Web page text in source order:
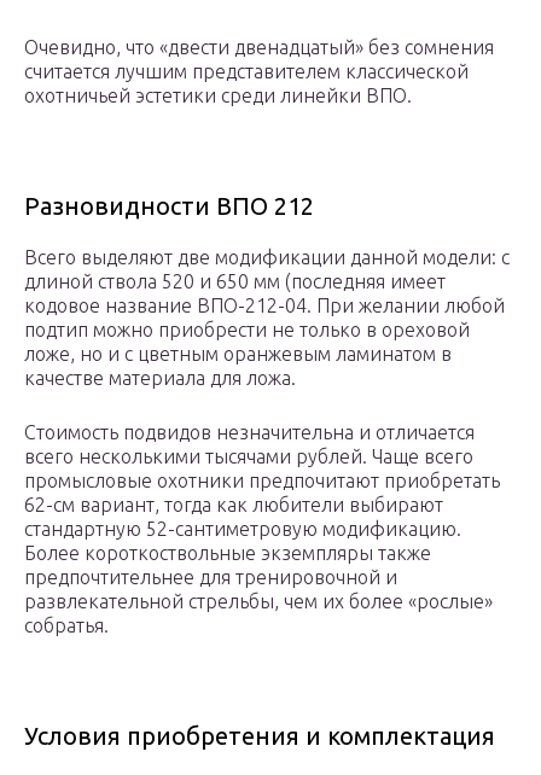
Очевидно, что «двести двенадцатый» без сомнения
считается лучшим представителем классической
охотничьей эстетики среди линейки ВПО.
Разновидности ВПО 212
Всего выделяют две модификации данной модели: с
длиной ствола 520 и 650 мм (последняя имеет
кодовое название ВПО-212-04. При желании любой
подтип можно приобрести не только в ореховой
ложе, но и с цветным оранжевым ламинатом в
качестве материала для ложа.
Стоимость подвидов незначительна и отличается
всего несколькими тысячами рублей. Чаще всего
промысловые охотники предпочитают приобретать
62-см вариант, тогда как любители выбирают
стандартную 52-сантиметровую модификацию.
Более короткоствольные экземпляры также
предпочтительнее для тренировочной и
развлекательной стрельбы, чем их более «рослые»
собратья.
Условия приобретения и комплектация